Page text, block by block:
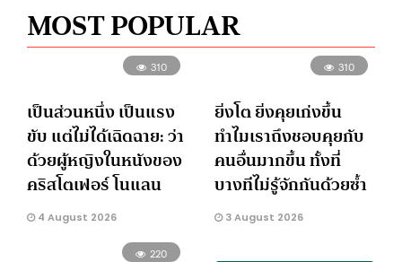
MOST POPULAR
310
เป็นส่วนหนึ่ง เป็นแรง
ขับ แต่ไม่ได้เฉิดฉาย: ว่า
ด้วยผู้หญิงในหนังของ
คริสโตเฟอร์ โนแลน
4 August 2026
310
ยิ่งโต ยิ่งคุยเก่งขึ้น
ทำไมเราถึงชอบคุยกับ
คนอื่นมากขึ้น ทั้งที่
บางทีไม่รู้จักกันด้วยซ้ำ
3 August 2026
220